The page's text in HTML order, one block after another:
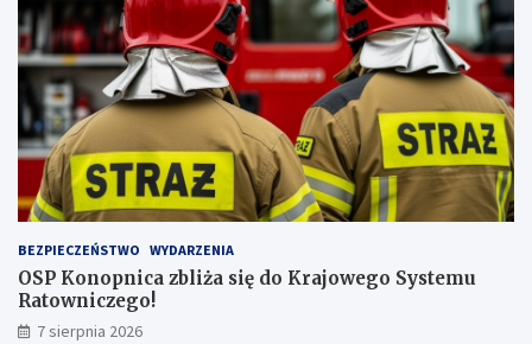
z
ą
l
c
z
b
ą
a
a
ż
e
r
BEZPIECZEŃSTWO WYDARZENIA
OSP Konopnica zbliża się do Krajowego Systemu
Ratowniczego!
7 sierpnia 2026